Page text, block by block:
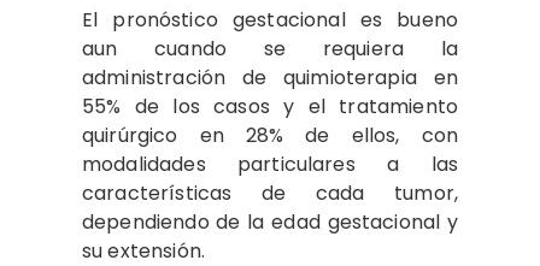
El pronóstico gestacional es bueno
aun cuando se requiera la
administración de quimioterapia en
55% de los casos y el tratamiento
quirúrgico en 28% de ellos, con
modalidades particulares a las
características de cada tumor,
dependiendo de la edad gestacional y
su extensión.